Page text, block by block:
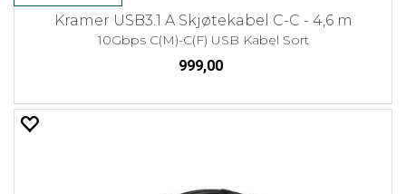
Kramer USB3.1 A Skjøtekabel C-C - 4,6 m
10Gbps C(M)-C(F) USB Kabel Sort
999,00